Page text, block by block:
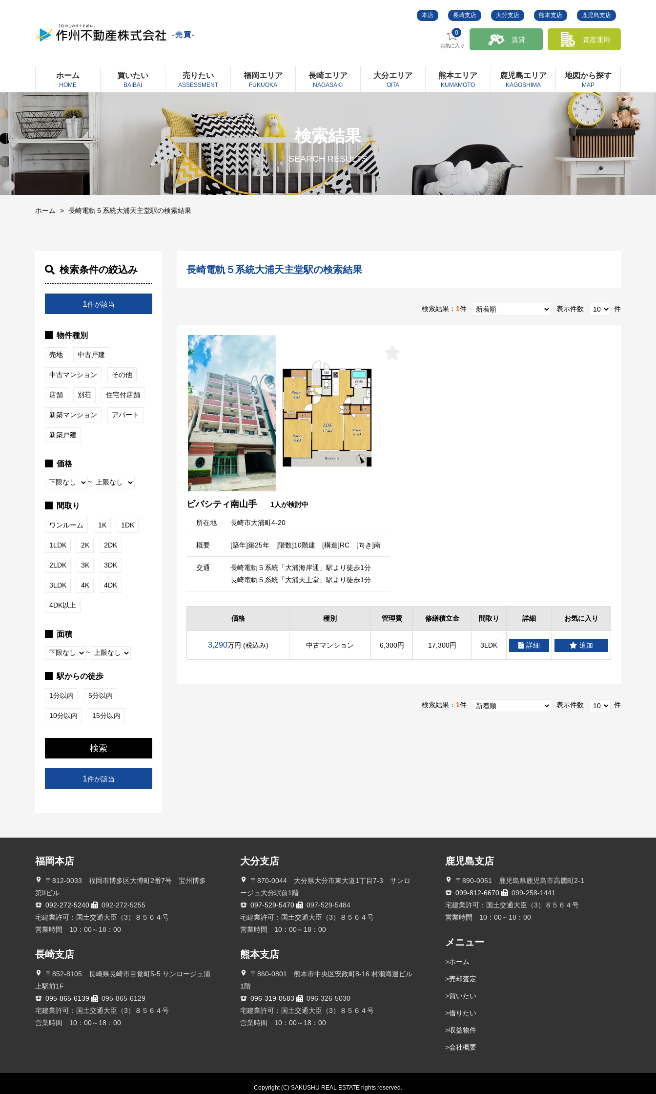
-売買-
本店 長崎支店 大分支店 熊本支店 鹿児島支店
0
お気に入り
賃貸 資産運用
ホーム
HOME
買いたい
BAIBAI
売りたい
ASSESSMENT
福岡エリア
FUKUOKA
長崎エリア
NAGASAKI
大分エリア
OITA
熊本エリア
KUMAMOTO
鹿児島エリア
KAGOSHIMA
地図から探す
MAP
検索結果
SEARCH RESULTS
ホーム 長崎電軌５系統大浦天主堂駅の検索結果
検索条件の絞込み
1件が該当
物件種別
売地 中古戸建
中古マンション その他
店舗 別荘 住宅付店舗
新築マンション アパート
新築戸建
価格
~
間取り
ワンルーム 1K 1DK
1LDK 2K 2DK
2LDK 3K 3DK
3LDK 4K 4DK
4DK以上
面積
~
駅からの徒歩
1分以内 5分以内
10分以内 15分以内
検索
1件が該当
長崎電軌５系統大浦天主堂駅の検索結果
検索結果： 1件 表示件数 件
ビバシティ南山手 1人が検討中
所在地 長崎市大浦町4-20
概要 [築年]築25年 [階数]10階建 [構造]RC [向き]南
交通
長崎電軌５系統「大浦海岸通」駅より徒歩1分
長崎電軌５系統「大浦天主堂」駅より徒歩1分
価格 種別 管理費 修繕積立金 間取り 詳細 お気に入り
3,290万円 (税込み) 中古マンション 6,300円 17,300円 3LDK 詳細 追加
検索結果： 1件 表示件数 件
福岡本店
〒812-0033 福岡市博多区大博町2番7号 宝州博多
第IIビル
092-272-5240
092-272-5255
宅建業許可：国土交通大臣（3）８５６４号
営業時間 10：00～18：00
長崎支店
〒852-8105 長崎県長崎市目覚町5-5 サンロージュ浦
上駅前1F
095-865-6139
095-865-6129
宅建業許可：国土交通大臣（3）８５６４号
営業時間 10：00～18：00
大分支店
〒870-0044 大分県大分市東大道1丁目7-3 サンロ
ージュ大分駅前1階
097-529-5470
097-529-5484
宅建業許可：国土交通大臣（3）８５６４号
営業時間 10：00～18：00
熊本支店
〒860-0801 熊本市中央区安政町8-16 村瀬海運ビル
1階
096-319-0583
096-326-5030
宅建業許可：国土交通大臣（3）８５６４号
営業時間 10：00～18：00
鹿児島支店
〒890-0051 鹿児島県鹿児島市高麗町2-1
099-812-6670
099-258-1441
宅建業許可：国土交通大臣（3）８５６４号
営業時間 10：00～18：00
メニュー
ホーム
売却査定
買いたい
借りたい
収益物件
会社概要
Copyright (C) SAKUSHU REAL ESTATE rights reserved.